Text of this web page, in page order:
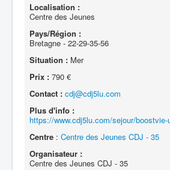
Localisation :
Centre des Jeunes
Pays/Région :
Bretagne - 22-29-35-56
Situation : Mer
Prix : 790 €
Contact : cdj@cdj5lu.com
Plus d'info :
https://www.cdj5lu.com/sejour/
Centre : Centre des Jeunes CDJ - 35
Organisateur :
Centre des Jeunes CDJ - 35